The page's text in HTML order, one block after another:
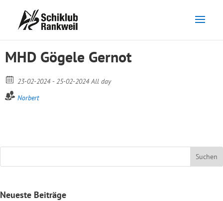
MHD Gögele Gernot
23-02-2024 - 25-02-2024 All day
Norbert
Neueste Beiträge